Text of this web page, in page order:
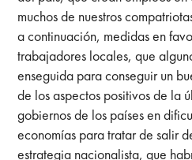
muchos de nuestros
a continuación, medidas en
trabajadores locales, que
enseguida para conseguir un
de los aspectos positivos de la
gobiernos de los países en
economías para tratar de salir
estrategia nacionalista, que